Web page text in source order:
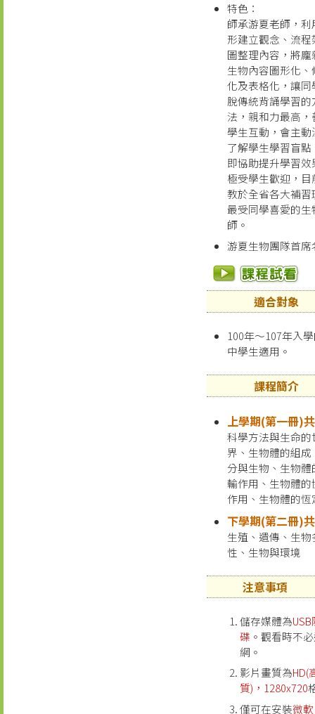
特色：
師承游夏老師，利
形建立觀念、流程
圖整理內容，將龐
生物內容圖形化、
化及表格化，讓同
脫傳統背誦學習的
法，親和力最高，
學生互動，會主動
了解學生學習盲點
即協助提升學習效
極受學生歡迎，目
教於全省各大補習
最受同學喜愛的生
師。
游夏生物團隊首席
適合對象
100年～107年入
中學生適用。
課程簡介
上學期(第一冊)
科學方法與生命的
界、生物體的組成
分與生物、生物體
輸作用、生物體的
作用、生物體的恆
下學期(第二冊)
生殖、遺傳、生物
性、生物與環境
注意事項
儲存媒體為
碟 。觀看時不
網。
影片畫質為HD(
質)，1280x720
僅可在安裝微軟